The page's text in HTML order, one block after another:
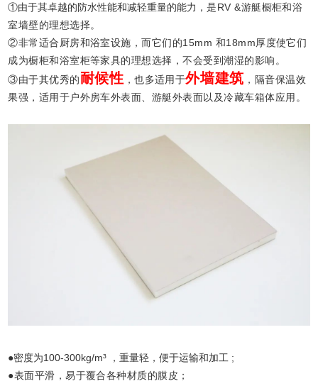
①由于其卓越的防水性能和减轻重量的能力，是RV &游艇橱柜和浴
室墙壁的理想选择。
②非常适合厨房和浴室设施，而它们的15mm 和18mm厚度使它们
成为橱柜和浴室柜等家具的理想选择，不会受到潮湿的影响。
③由于其优秀的耐候性 ，也多适用于外墙建筑 ，隔音保温效
果强，适用于户外房车外表面、游艇外表面以及冷藏车箱体应用。
●密度为100-300kg/m³ ，重量轻，便于运输和加工 ;
●表面平滑，易于覆合各种材质的膜皮；